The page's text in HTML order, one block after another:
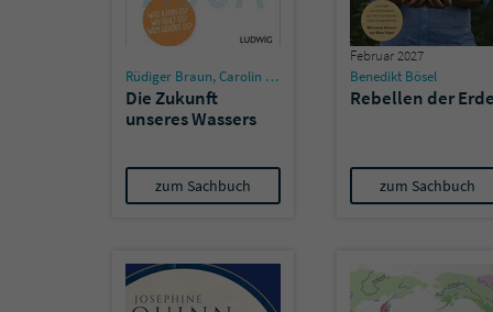
Rüdiger Braun,Carolin Stüdemann
Die Zukunft
unseres Wassers
zum Sachbuch
Februar 2027
Benedikt Bösel
Rebellen der Erde
zum Sachbuch